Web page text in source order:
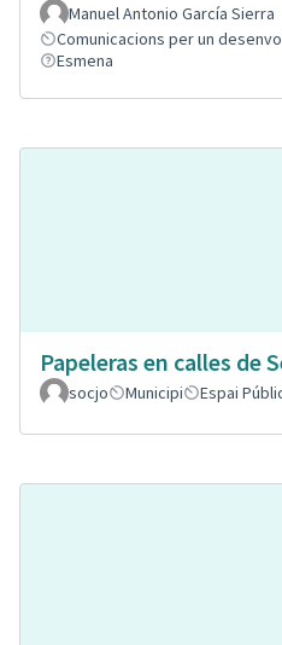
Manuel Antonio García Sierra
Comunicacions per un
Esmena
Papeleras en calles de
socjo
Municipi Espai